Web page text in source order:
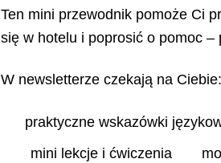
Ten mini przewodnik pomoże Ci
się w hotelu i poprosić o pomoc –
W newsletterze czekają na Ciebie:
praktyczne wskazówki
mini lekcje i ćwiczenia